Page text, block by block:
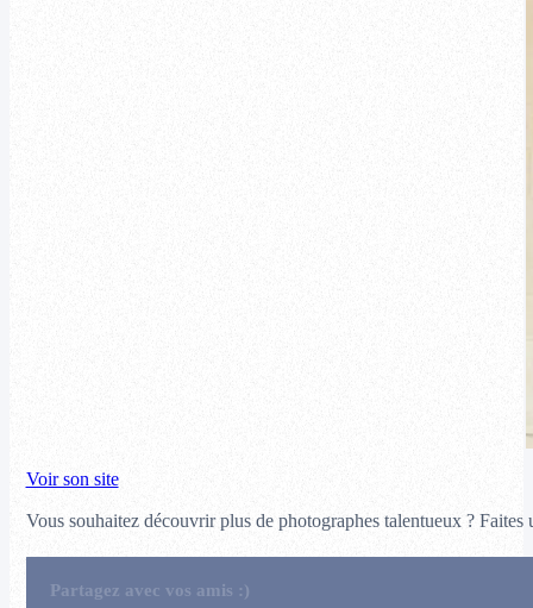
Voir son site
Vous souhaitez découvrir plus de photographes talentueux ?
Partagez avec vos amis :)